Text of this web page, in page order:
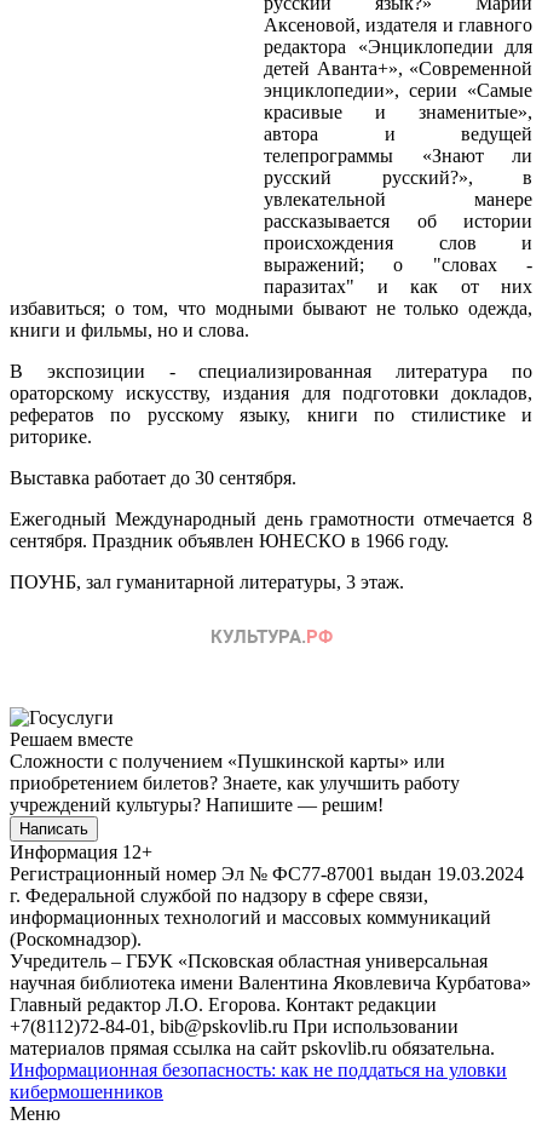
Аксеновой, издателя и главного
редактора «Энциклопедии для
детей Аванта+», «Современной
энциклопедии», серии «Самые
красивые и знаменитые»,
автора и ведущей
телепрограммы «Знают ли
русский русский?», в
увлекательной манере
рассказывается об истории
происхождения слов и
выражений; о "словах -
паразитах" и как от них
избавиться; о том, что модными бывают не только одежда,
книги и фильмы, но и слова.
В экспозиции - специализированная литература по
ораторскому искусству, издания для подготовки докладов,
рефератов по русскому языку, книги по стилистике и
риторике.
Выставка работает до 30 сентября.
Ежегодный Международный день грамотности отмечается 8
сентября. Праздник объявлен ЮНЕСКО в 1966 году.
ПОУНБ, зал гуманитарной литературы, 3 этаж.
Решаем вместе
Сложности с получением «Пушкинской карты» или
приобретением билетов? Знаете, как улучшить работу
учреждений культуры? Напишите — решим!
Написать
Информация 12+
Регистрационный номер Эл № ФС77-87001 выдан 19.03.2024
г. Федеральной службой по надзору в сфере связи,
информационных технологий и массовых коммуникаций
(Роскомнадзор).
Учредитель – ГБУК «Псковская областная универсальная
научная библиотека имени Валентина Яковлевича Курбатова»
Главный редактор Л.О. Егорова. Контакт редакции
+7(8112)72-84-01, bib@pskovlib.ru При использовании
материалов прямая ссылка на сайт pskovlib.ru обязательна.
Информационная безопасность: как не поддаться на уловки
кибермошенников
Меню